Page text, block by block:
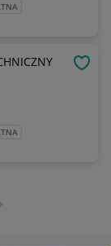
strona